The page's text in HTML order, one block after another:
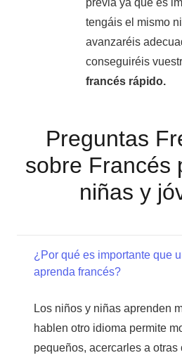
tengáis el mismo
avanzaréis
conseguiréis
francés rápido.
Preguntas
sobre Francés
niñas y
¿Por qué es importante que
aprenda francés?
Los niños y niñas aprenden
hablen otro idioma permite
pequeños, acercarles a